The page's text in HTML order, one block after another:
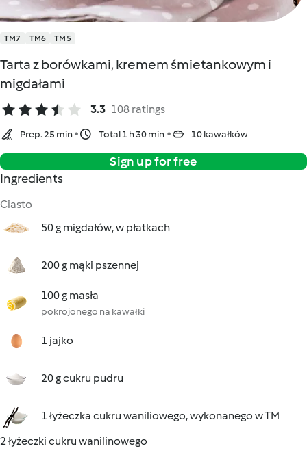
TM7 TM6 TM5
Tarta z borówkami, kremem śmietankowym i
migdałami
3.3 108 ratings
Prep. 25 min Total 1 h 30 min 10 kawałków
Sign up for free
Ingredients
Ciasto
50 g migdałów, w płatkach
200 g mąki pszennej
100 g masła
pokrojonego na kawałki
1 jajko
20 g cukru pudru
1 łyżeczka cukru waniliowego, wykonanego w TM
2 łyżeczki cukru wanilinowego